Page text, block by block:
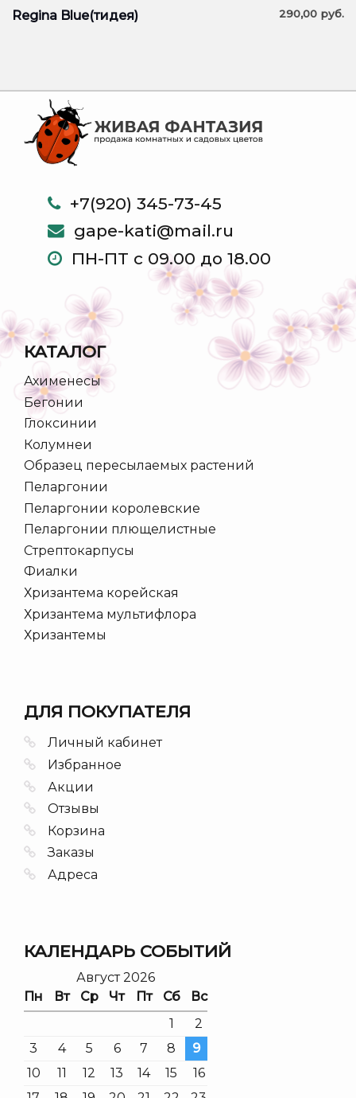
Regina Blue(тидея) 290,00 руб.
+7(920) 345-73-45
gape-kati@mail.ru
ПН-ПТ с 09.00 до 18.00
КАТАЛОГ
Ахименесы
Бегонии
Глоксинии
Колумнеи
Образец пересылаемых растений
Пеларгонии
Пеларгонии королевские
Пеларгонии плющелистные
Стрептокарпусы
Фиалки
Хризантема корейская
Хризантема мультифлора
Хризантемы
ДЛЯ ПОКУПАТЕЛЯ
Личный кабинет
Избранное
Акции
Отзывы
Корзина
Заказы
Адреса
КАЛЕНДАРЬ СОБЫТИЙ
Август 2026
Пн
Вт Ср Чт Пт Сб
Вс
1
2
3
4 5 6 7 8
9
10
11 12 13 14 15
16